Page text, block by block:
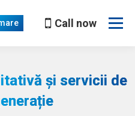
Call now
și servicii de
aici